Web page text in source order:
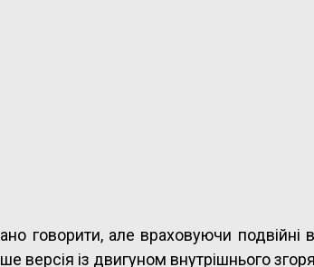
говорити, але враховуючи подвійні
версія із двигуном внутрішнього